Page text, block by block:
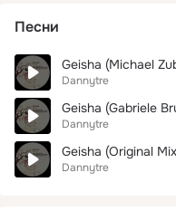
Песни
Geisha (Michael
Dannytre
Geisha (Gabriele
Dannytre
Geisha (Original
Dannytre